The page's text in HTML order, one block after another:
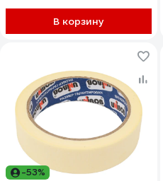
В корзину
-53%